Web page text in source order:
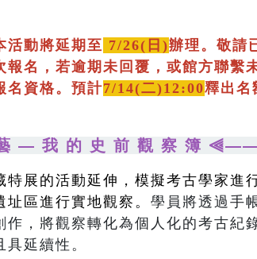
活動將延期至 7/26(日)辦理。敬請
報名，若逾期未回覆，或館方聯繫
名資格。預計7/14(二)12:00釋出名
— 我 的 史 前 觀 察 簿
特展的活動延伸，模擬考古學家進
區進行實地觀察。 學員將透過手
作，將觀察轉化為個人化的考古紀
延續性。